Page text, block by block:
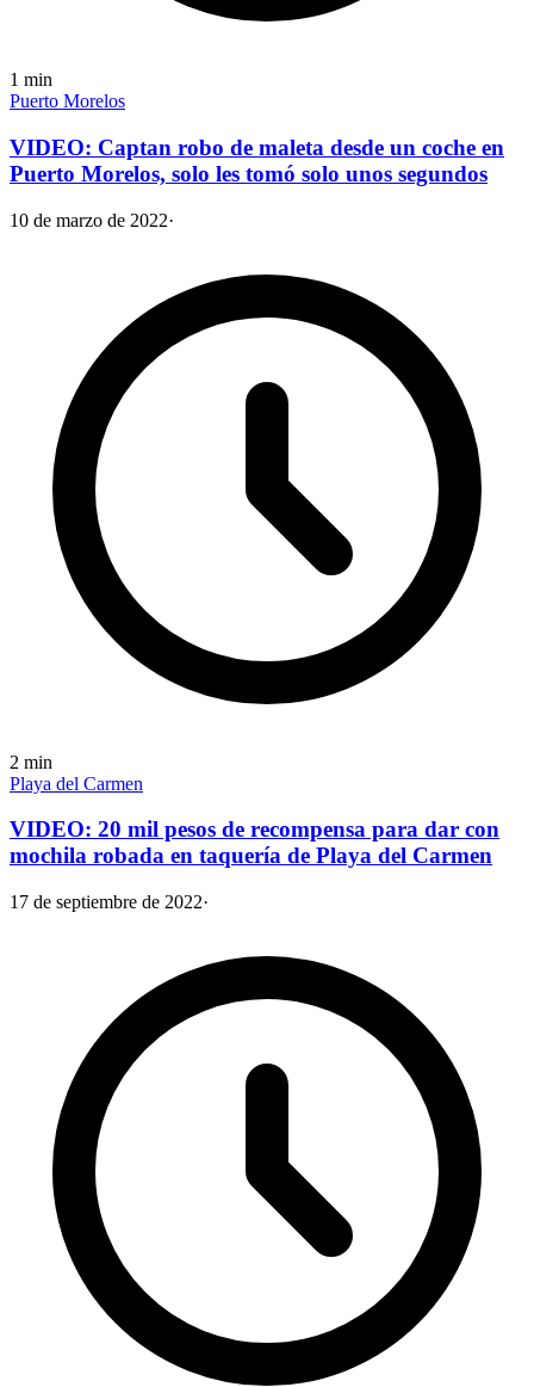
1 min
Puerto Morelos
VIDEO: Captan robo de maleta desde un coche en
Puerto Morelos, solo les tomó solo unos segundos
10 de marzo de 2022·
2 min
Playa del Carmen
VIDEO: 20 mil pesos de recompensa para dar con
mochila robada en taquería de Playa del Carmen
17 de septiembre de 2022·